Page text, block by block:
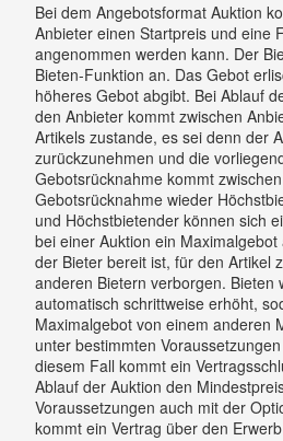
Bei dem Angebotsformat Auktion
Anbieter einen Startpreis und eine
angenommen werden kann. Der
Bieten-Funktion an. Das Gebot
höheres Gebot abgibt. Bei Ablauf
den Anbieter kommt zwischen
Artikels zustande, es sei denn der
zurückzunehmen und die
Gebotsrücknahme kommt
Gebotsrücknahme wieder
und Höchstbietender können sich
bei einer Auktion ein
der Bieter bereit ist, für den Artikel
anderen Bietern verborgen. Bieten
automatisch schrittweise erhöht,
Maximalgebot von einem anderen
unter bestimmten
diesem Fall kommt ein
Ablauf der Auktion den
Voraussetzungen auch mit der
kommt ein Vertrag über den